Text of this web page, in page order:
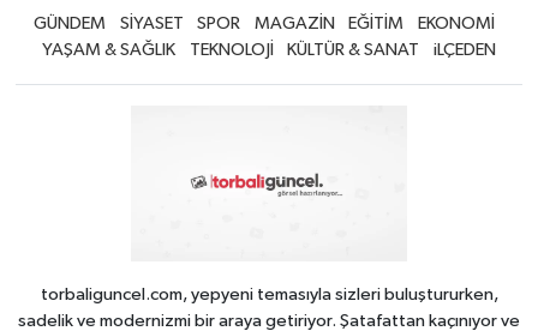
GÜNDEM SİYASET SPOR MAGAZİN EĞİTİM
EKONOMİ
YAŞAM & SAĞLIK
TEKNOLOJİ KÜLTÜR & SANAT iLÇEDEN
torbaliguncel.com, yepyeni temasıyla sizleri buluştururken,
sadelik ve modernizmi bir araya getiriyor. Şatafattan kaçınıyor ve